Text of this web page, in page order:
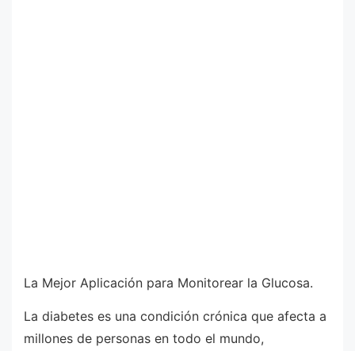
La Mejor Aplicación para Monitorear la Glucosa.
La diabetes es una condición crónica que afecta a
millones de personas en todo el mundo,